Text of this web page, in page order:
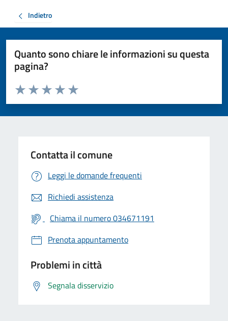
Indietro
Quanto sono chiare le informazioni su questa
pagina?
Valuta da 1 a 5 stelle la pagina
Valuta 5 stelle su 5
Valuta 4 stelle su 5
Valuta 3 stelle su 5
Valuta 2 stelle su 5
Valuta 1 stelle su 5
Contatta il comune
Leggi le domande frequenti
Richiedi assistenza
Chiama il numero 034671191
Prenota appuntamento
Problemi in città
Segnala disservizio